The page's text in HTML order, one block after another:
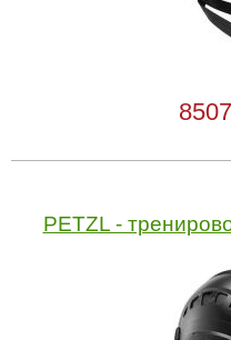
PETZL -